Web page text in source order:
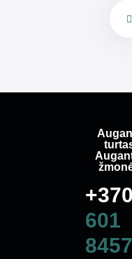
+370
601